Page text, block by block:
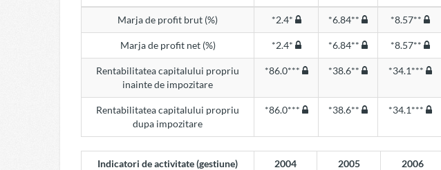
Marja de profit brut (%) *2.4* *6.84** *8.57**
Marja de profit net (%) *2.4* *6.84** *8.57**
Rentabilitatea capitalului propriu
inainte de impozitare
*86.0*** *38.6** *34.1***
Rentabilitatea capitalului propriu
dupa impozitare
*86.0*** *38.6** *34.1***
Indicatori de activitate (gestiune) 2004 2005 2006